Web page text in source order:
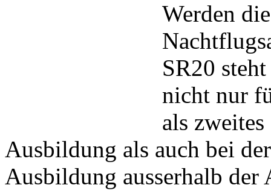
Werden
SR20
nicht nur
als
Ausbildung als auch bei
Ausbildung ausserhalb der